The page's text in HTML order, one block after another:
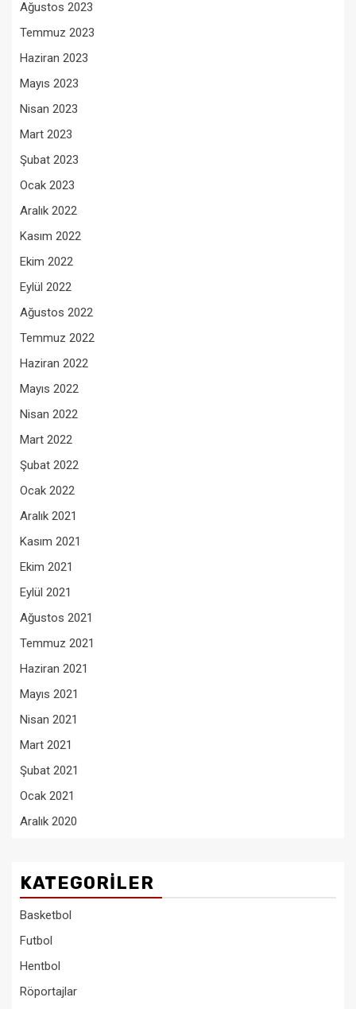
Ağustos 2023
Temmuz 2023
Haziran 2023
Mayıs 2023
Nisan 2023
Mart 2023
Şubat 2023
Ocak 2023
Aralık 2022
Kasım 2022
Ekim 2022
Eylül 2022
Ağustos 2022
Temmuz 2022
Haziran 2022
Mayıs 2022
Nisan 2022
Mart 2022
Şubat 2022
Ocak 2022
Aralık 2021
Kasım 2021
Ekim 2021
Eylül 2021
Ağustos 2021
Temmuz 2021
Haziran 2021
Mayıs 2021
Nisan 2021
Mart 2021
Şubat 2021
Ocak 2021
Aralık 2020
KATEGORILER
Basketbol
Futbol
Hentbol
Röportajlar